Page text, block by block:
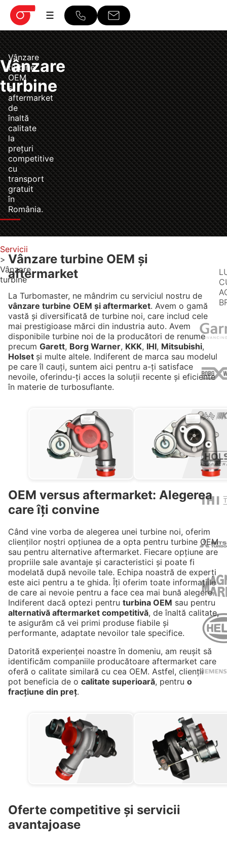
☰
Vânzare
turbine
Vânzare
turbine
OEM
și
aftermarket
de
înaltă
calitate
la
prețuri
competitive
cu
transport
gratuit
în
România.
Servicii
>
Vânzare
turbine
Vânzare turbine OEM şi
aftermarket
La Turbomaster, ne mândrim cu serviciul nostru de
vânzare turbine OEM şi aftermarket. Avem o gamă
vastă și diversificată de turbine noi, care includ cele
mai prestigioase mărci din industria auto. Avem
disponibile turbine noi de la producători de renume
precum Garett, Borg Warner, KKK, IHI, Mitsubishi,
Holset și multe altele. Indiferent de marca sau modelul
pe care îl cauți, suntem aici pentru a-ți satisface
nevoile, oferindu-ți acces la soluții recente și eficiente
în materie de turbosuflante.
OEM versus aftermarket: Alegerea
care îți convine
Când vine vorba de alegerea unei turbine noi, oferim
clienților noștri opțiunea de a opta pentru turbine OEM
sau pentru alternative aftermarket. Fiecare opțiune are
propriile sale avantaje și caracteristici și poate fi
modelată după nevoile tale. Echipa noastră de experți
este aici pentru a te ghida. Îți oferim toate informațiile
de care ai nevoie pentru a face cea mai bună alegere.
Indiferent dacă optezi pentru turbina OEM sau pentru
alternativă aftermarket competitivă, de înaltă calitate,
te asigurăm că vei primi produse fiabile și
performante, adaptate nevoilor tale specifice.
Datorită experienței noastre în domeniu, am reușit să
identificăm companiile producătoare aftermarket care
oferă o calitate similară cu cea OEM. Astfel, clienții
pot beneficia de o calitate superioară, pentru o
fracțiune din preț.
Oferte competitive și servicii
avantajoase